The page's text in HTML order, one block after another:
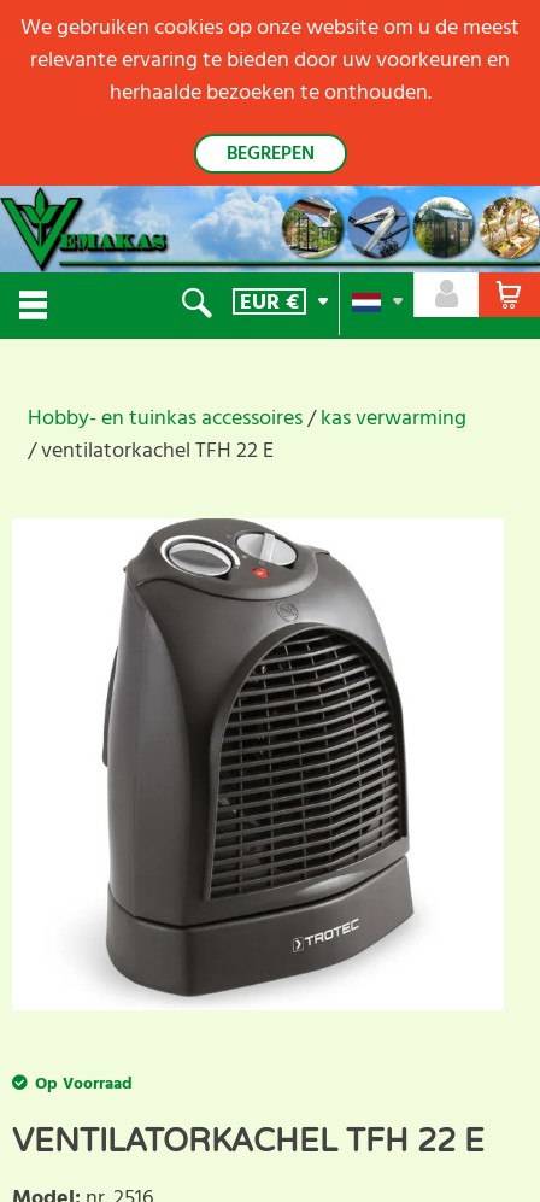
EUR€
Hobby- en tuinkas accessoires kas verwarming
ventilatorkachel TFH 22 E
Op Voorraad
VENTILATORKACHEL TFH 22 E
We gebruiken cookies op onze website om u de meest
relevante ervaring te bieden door uw voorkeuren en
herhaalde bezoeken te onthouden.
BEGREPEN